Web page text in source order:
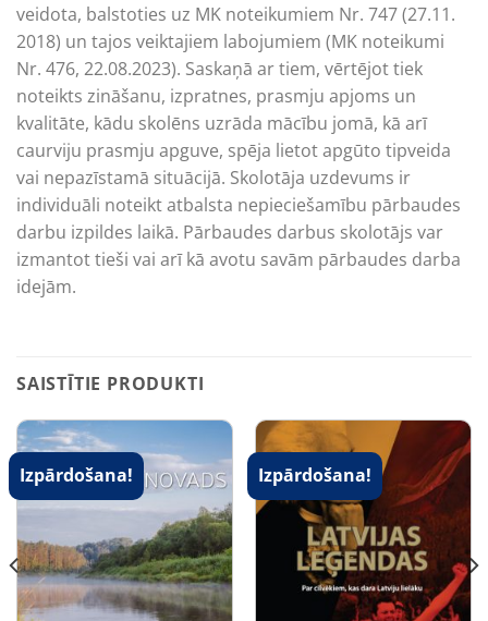
veidota, balstoties uz MK noteikumiem Nr. 747 (27.11.
2018) un tajos veiktajiem labojumiem (MK noteikumi
Nr. 476, 22.08.2023). Saskaņā ar tiem, vērtējot tiek
noteikts zināšanu, izpratnes, prasmju apjoms un
kvalitāte, kādu skolēns uzrāda mācību jomā, kā arī
caurviju prasmju apguve, spēja lietot apgūto tipveida
vai nepazīstamā situācijā. Skolotāja uzdevums ir
individuāli noteikt atbalsta nepieciešamību pārbaudes
darbu izpildes laikā. Pārbaudes darbus skolotājs var
izmantot tieši vai arī kā avotu savām pārbaudes darba
idejām.
SAISTĪTIE PRODUKTI
Izpārdošana! Izpārdošana!